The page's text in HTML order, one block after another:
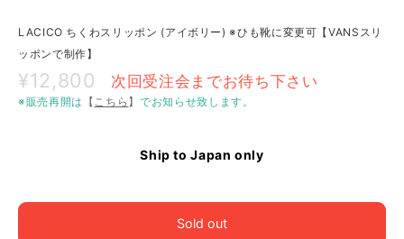
LACICO ちくわスリッポン (アイボリー) ※ひも靴に変更可【VANSスリ
ッポンで制作】
¥12,800 次回受注会までお待ち下さい
※販売再開は 【こちら 】でお知らせ致します。
Ship to Japan only
Sold out